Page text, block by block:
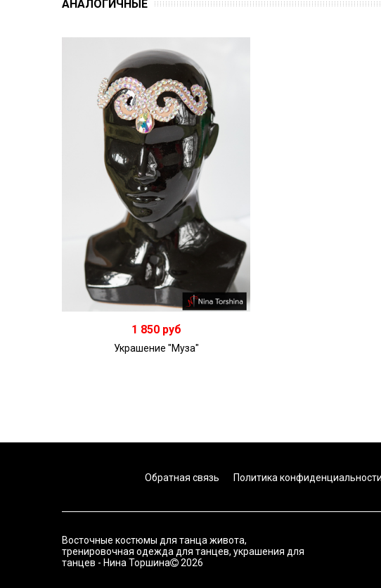
АНАЛОГИЧНЫЕ
1 850 руб
Украшение "Муза"
Обратная связь Политика конфиденциальности
Восточные костюмы для танца живота,
тренировочная одежда для танцев, украшения для
танцев - Нина Торшина
2026